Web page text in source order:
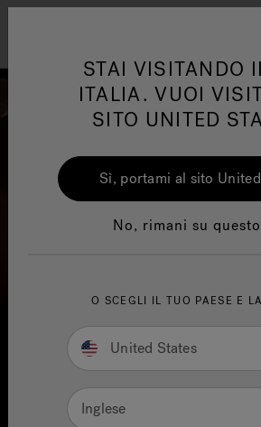
Immergiti In
Semplice
STAI VISITANDO
ITALIA. VUOI
SITO UNITED
Sì, portami al sito
No, rimani su
O SCEGLI IL TUO PAESE E
United States
Inglese